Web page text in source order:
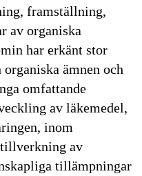
framställning,
av organiska
har erkänt stor
ämnen och
omfattande
av läkemedel,
inom
av
tillämpningar